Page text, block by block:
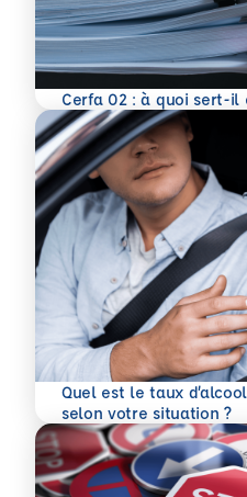
Cerfa 02 : à quoi sert-il
En savoir plus
Quel est le taux
selon votre situation ?
En savoir plus